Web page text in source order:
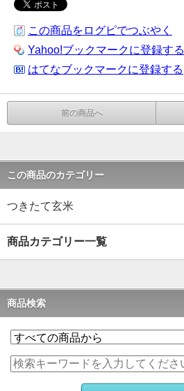
この商品をログピでつぶやく
Yahoo!ブックマークに登録する
はてなブックマークに登録する
前の商品へ
この商品のカテゴリー
つきたて玄米
商品カテゴリー一覧
商品検索